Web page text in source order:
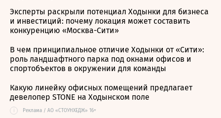
Эксперты раскрыли потенциал Ходынки для бизнеса
и инвестиций: почему локация может составить
конкуренцию «Москва-Сити»
В чем принципиальное отличие Ходынки от «Сити»:
роль ландшафтного парка под окнами офисов и
спортобъектов в окружении для команды
Какую линейку офисных помещений предлагает
девелопер STONE на Ходынском поле
i Реклама / АО «СТОУНХЕДЖ» 16+